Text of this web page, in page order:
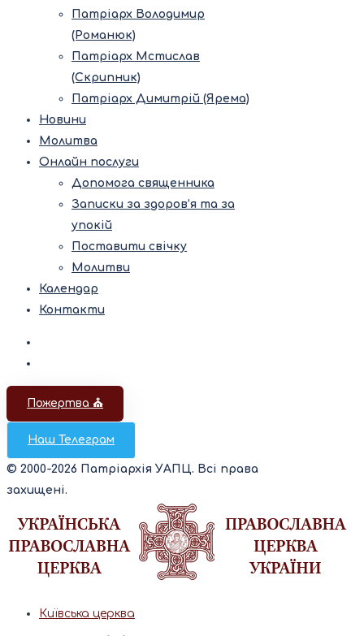
Патріарх Володимир
(Романюк)
Патріарх Мстислав
(Скрипник)
Патріарх Димитрій (Ярема)
Новини
Молитва
Онлайн послуги
Допомога священника
Записки за здоров’я та за
упокій
Поставити свічку
Молитви
Календар
Контакти
Пожертва ⛪️
Наш Телеграм
© 2000-2026 Патріархія УАПЦ. Всі права
захищені.
Київська церква